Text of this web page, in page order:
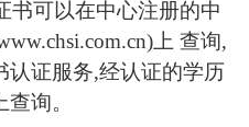
书可以在中心注册的中
上 查询,
认证服务,经认证的学历
询。